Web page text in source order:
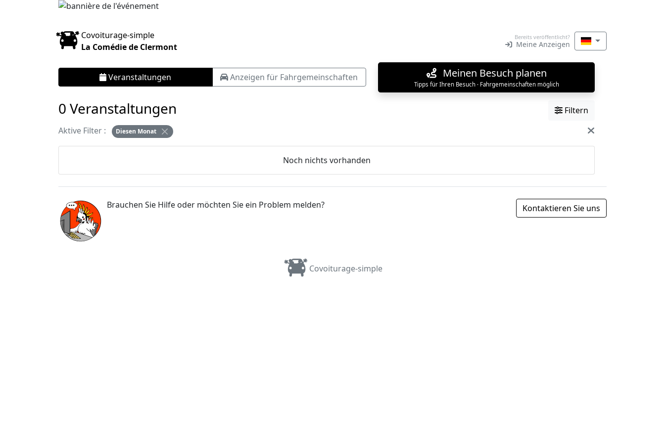
Covoiturage-simple
La Comédie de Clermont
Bereits veröffentlicht?
Meine Anzeigen
Veranstaltungen Anzeigen für Fahrgemeinschaften Meinen Besuch planen
Tipps für Ihren Besuch · Fahrgemeinschaften möglich
0 Veranstaltungen
Filtern
Aktive Filter :
Diesen Monat
Noch nichts vorhanden
Brauchen Sie Hilfe oder möchten Sie ein Problem melden? Kontaktieren Sie uns
Covoiturage-simple